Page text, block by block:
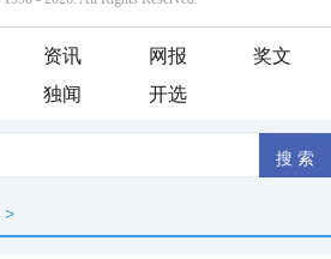
资讯 网报
奖文
独闻 开选
>